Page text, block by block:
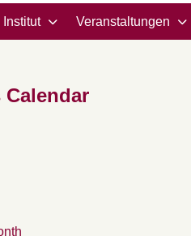
Institut Veranstaltungen
Calendar